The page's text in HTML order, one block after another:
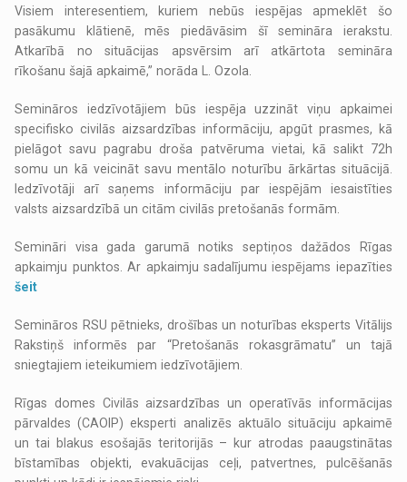
Visiem interesentiem, kuriem nebūs iespējas apmeklēt šo
pasākumu klātienē, mēs piedāvāsim šī semināra ierakstu.
Atkarībā no situācijas apsvērsim arī atkārtota semināra
rīkošanu šajā apkaimē,” norāda L. Ozola.
Semināros iedzīvotājiem būs iespēja uzzināt viņu apkaimei
specifisko civilās aizsardzības informāciju, apgūt prasmes, kā
pielāgot savu pagrabu droša patvēruma vietai, kā salikt 72h
somu un kā veicināt savu mentālo noturību ārkārtas situācijā.
Iedzīvotāji arī saņems informāciju par iespējām iesaistīties
valsts aizsardzībā un citām civilās pretošanās formām.
Semināri visa gada garumā notiks septiņos dažādos Rīgas
apkaimju punktos. Ar apkaimju sadalījumu iespējams iepazīties
šeit
Semināros RSU pētnieks, drošības un noturības eksperts Vitālijs
Rakstiņš informēs par “Pretošanās rokasgrāmatu” un tajā
sniegtajiem ieteikumiem iedzīvotājiem.
Rīgas domes Civilās aizsardzības un operatīvās informācijas
pārvaldes (CAOIP) eksperti analizēs aktuālo situāciju apkaimē
un tai blakus esošajās teritorijās – kur atrodas paaugstinātas
bīstamības objekti, evakuācijas ceļi, patvertnes, pulcēšanās